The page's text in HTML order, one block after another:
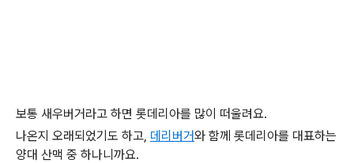
보통 새우버거라고 하면 롯데리아를 많이 떠울려요.
나온지 오래되었기도 하고, 데리버거와 함께 롯데리아를 대표하는
양대 산맥 중 하나니까요.